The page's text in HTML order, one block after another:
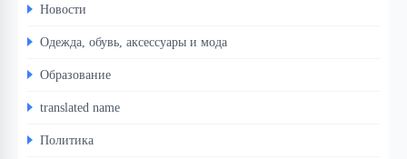
Новости
Одежда, обувь, аксессуары и мода
Образование
translated name
Политика